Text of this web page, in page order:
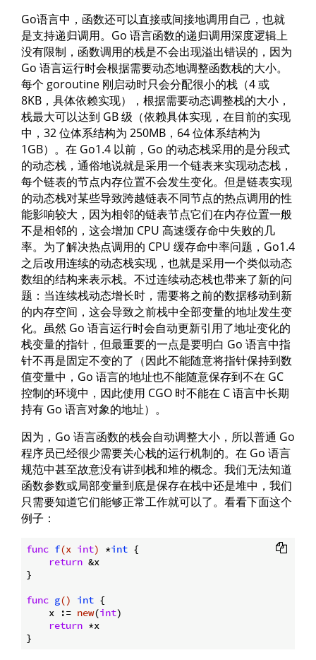
Go语言中，函数还可以直接或间接地调用自己，也就
是支持递归调用。Go 语言函数的递归调用深度逻辑上
没有限制，函数调用的栈是不会出现溢出错误的，因为
Go 语言运行时会根据需要动态地调整函数栈的大小。
每个 goroutine 刚启动时只会分配很小的栈（4 或
8KB，具体依赖实现），根据需要动态调整栈的大小，
栈最大可以达到 GB 级（依赖具体实现，在目前的实现
中，32 位体系结构为 250MB，64 位体系结构为
1GB）。在 Go1.4 以前，Go 的动态栈采用的是分段式
的动态栈，通俗地说就是采用一个链表来实现动态栈，
每个链表的节点内存位置不会发生变化。但是链表实现
的动态栈对某些导致跨越链表不同节点的热点调用的性
能影响较大，因为相邻的链表节点它们在内存位置一般
不是相邻的，这会增加 CPU 高速缓存命中失败的几
率。为了解决热点调用的 CPU 缓存命中率问题，Go1.4
之后改用连续的动态栈实现，也就是采用一个类似动态
数组的结构来表示栈。不过连续动态栈也带来了新的问
题：当连续栈动态增长时，需要将之前的数据移动到新
的内存空间，这会导致之前栈中全部变量的地址发生变
化。虽然 Go 语言运行时会自动更新引用了地址变化的
栈变量的指针，但最重要的一点是要明白 Go 语言中指
针不再是固定不变的了（因此不能随意将指针保持到数
值变量中，Go 语言的地址也不能随意保存到不在 GC
控制的环境中，因此使用 CGO 时不能在 C 语言中长期
持有 Go 语言对象的地址）。
因为，Go 语言函数的栈会自动调整大小，所以普通 Go
程序员已经很少需要关心栈的运行机制的。在 Go 语言
规范中甚至故意没有讲到栈和堆的概念。我们无法知道
函数参数或局部变量到底是保存在栈中还是堆中，我们
只需要知道它们能够正常工作就可以了。看看下面这个
例子：
func f(x int) *int {
return &x
}
func g() int {
    x :=
new(int)
return *x